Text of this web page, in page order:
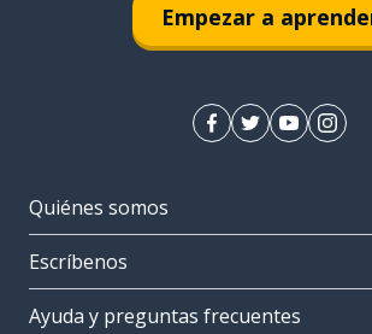
Empezar a
Quiénes somos
Escríbenos
Ayuda y preguntas frecuentes